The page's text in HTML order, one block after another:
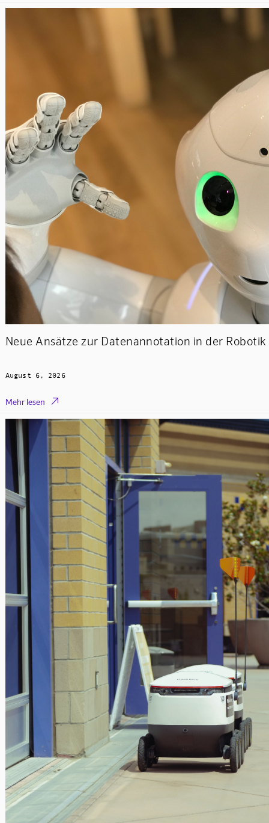
Neue Ansätze zur Datenannotation in der
August 6, 2026
Mehr lesen 